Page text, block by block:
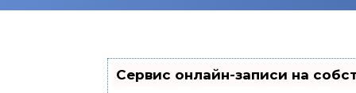
Сервис онлайн-записи на
стрижки 2018